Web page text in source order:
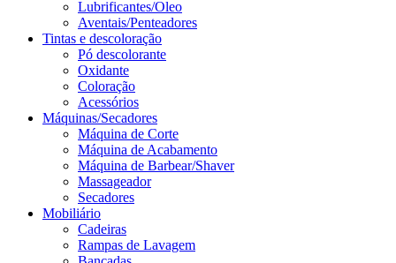
Lubrificantes/Oleo
Aventais/Penteadores
Tintas e descoloração
Pó descolorante
Oxidante
Coloração
Acessórios
Máquinas/Secadores
Máquina de Corte
Máquina de Acabamento
Máquina de Barbear/Shaver
Massageador
Secadores
Mobiliário
Cadeiras
Rampas de Lavagem